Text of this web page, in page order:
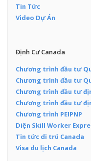
Tin Tức
Video Dự Án
Định Cư Canada
Chương trình đầu tư
Chương trình đầu tư
Chương trình đầu tư
Chương trình đầu tư
Chương trình PEIPNP
Diện Skill Worker
Tin tức di trú Canada
Visa du lịch Canada